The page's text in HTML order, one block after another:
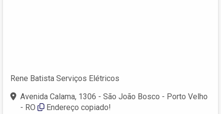
Rene Batista Serviços Elétricos
Avenida Calama, 1306 - São João Bosco - Porto Velho
- RO
Endereço copiado!